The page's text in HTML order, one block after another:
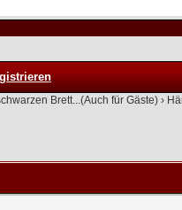
Brett...(Auch für Gäste) ›